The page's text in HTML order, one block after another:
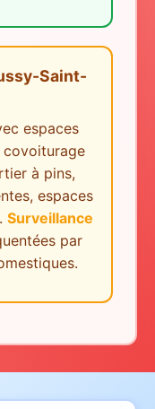
Saint-
espaces
covoiturage
à pins,
espaces
Surveillance
par